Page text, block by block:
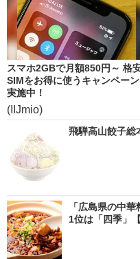
スマホ2GBで月額850円～ 格
SIMをお得に使うキャンペーン
実施中！
(IIJmio)
飛騨高山餃子総
「広島県の中
1位は「四季」